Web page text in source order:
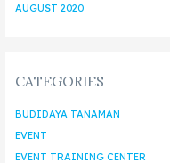
AUGUST 2020
CATEGORIES
BUDIDAYA TANAMAN
EVENT
EVENT TRAINING CENTER